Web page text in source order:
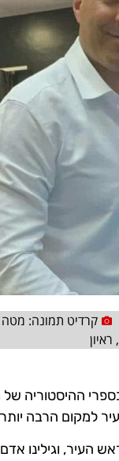
קרדיט תמונה: מטה
, ראיון
ההיסטוריה
למקום הרבה
העיר, וגילינו